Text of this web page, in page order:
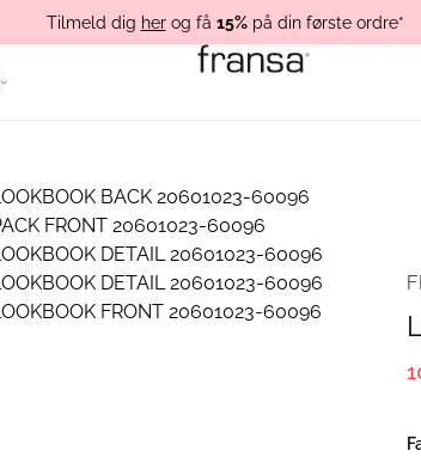
Tilmeld dig herog få 15%på din første ordre*